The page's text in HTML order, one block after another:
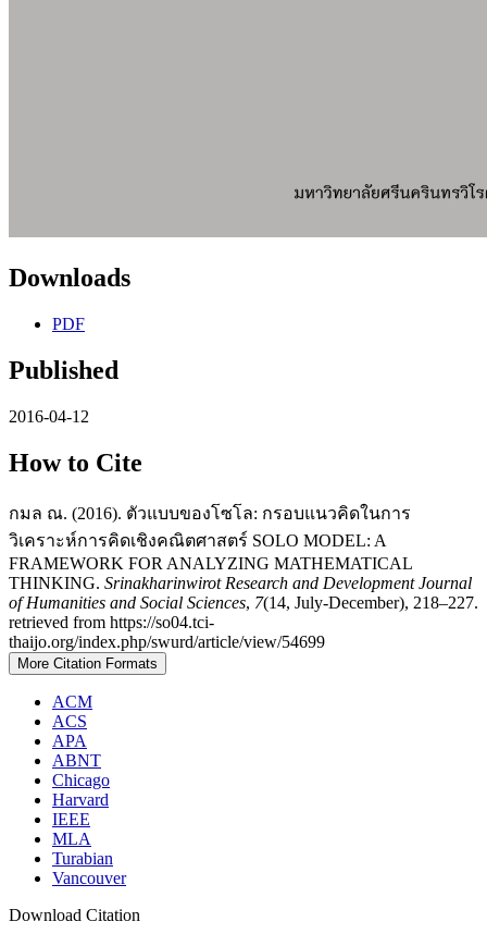
Downloads
PDF
Published
2016-04-12
How to Cite
กมล ณ. (2016). ตัวแบบของโซโล: กรอบแนวคิดในการ
วิเคราะห์การคิดเชิงคณิตศาสตร์ SOLO MODEL: A
FRAMEWORK FOR ANALYZING MATHEMATICAL
THINKING. Srinakharinwirot Research and Development Journal
of Humanities and Social Sciences, 7(14, July-December), 218–227.
retrieved from https://so04.tci-
thaijo.org/index.php/swurd/article/view/54699
More Citation Formats
ACM
ACS
APA
ABNT
Chicago
Harvard
IEEE
MLA
Turabian
Vancouver
Download Citation